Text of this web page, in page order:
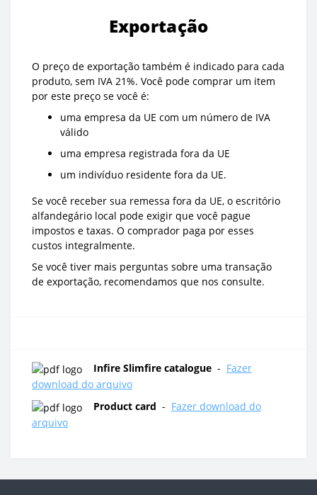
Exportação
O preço de exportação também é indicado para cada
produto, sem IVA 21%. Você pode comprar um item
por este preço se você é:
uma empresa da UE com um número de IVA
válido
uma empresa registrada fora da UE
um indivíduo residente fora da UE.
Se você receber sua remessa fora da UE, o escritório
alfandegário local pode exigir que você pague
impostos e taxas. O comprador paga por esses
custos integralmente.
Se você tiver mais perguntas sobre uma transação
de exportação, recomendamos que nos consulte.
Infire Slimfire catalogue - Fazer
download do arquivo
Product card - Fazer download do
arquivo